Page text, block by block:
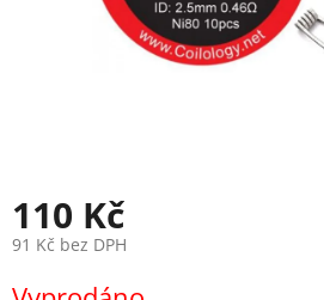
110 Kč
91 Kč bez DPH